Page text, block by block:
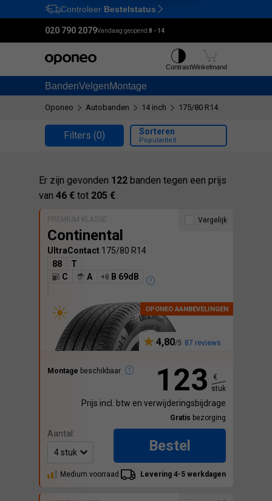
Ctrl M
Controleer Bestelstatus
020 790 2079Vandaag geopend:8 - 14
BandenVelgenMontage
ContrastWinkelmand
Oponeo Autobanden 14 inch 175/80 R14
Filters (0)
Er zijn gevonden 122 banden tegen een prijs
van 46 € tot 205 €
Sorteren
Populariteit
PREMIUM KLASSE
Continental
UltraContact 175/80 R14
88
T
C
A B 69dB
4,80 87 reviews
Montage beschikbaar
Vergelijk
123
€
stuk
Prijs incl. btw en verwijderingsbijdrage
Gratis bezorging
Aantal:
Bestel
Medium voorraad Levering 4-5 werkdagen